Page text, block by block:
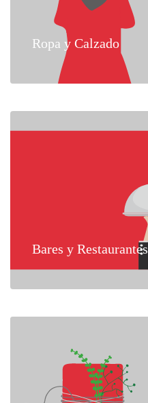
Ropa y Calzado
Bares y Restaurantes